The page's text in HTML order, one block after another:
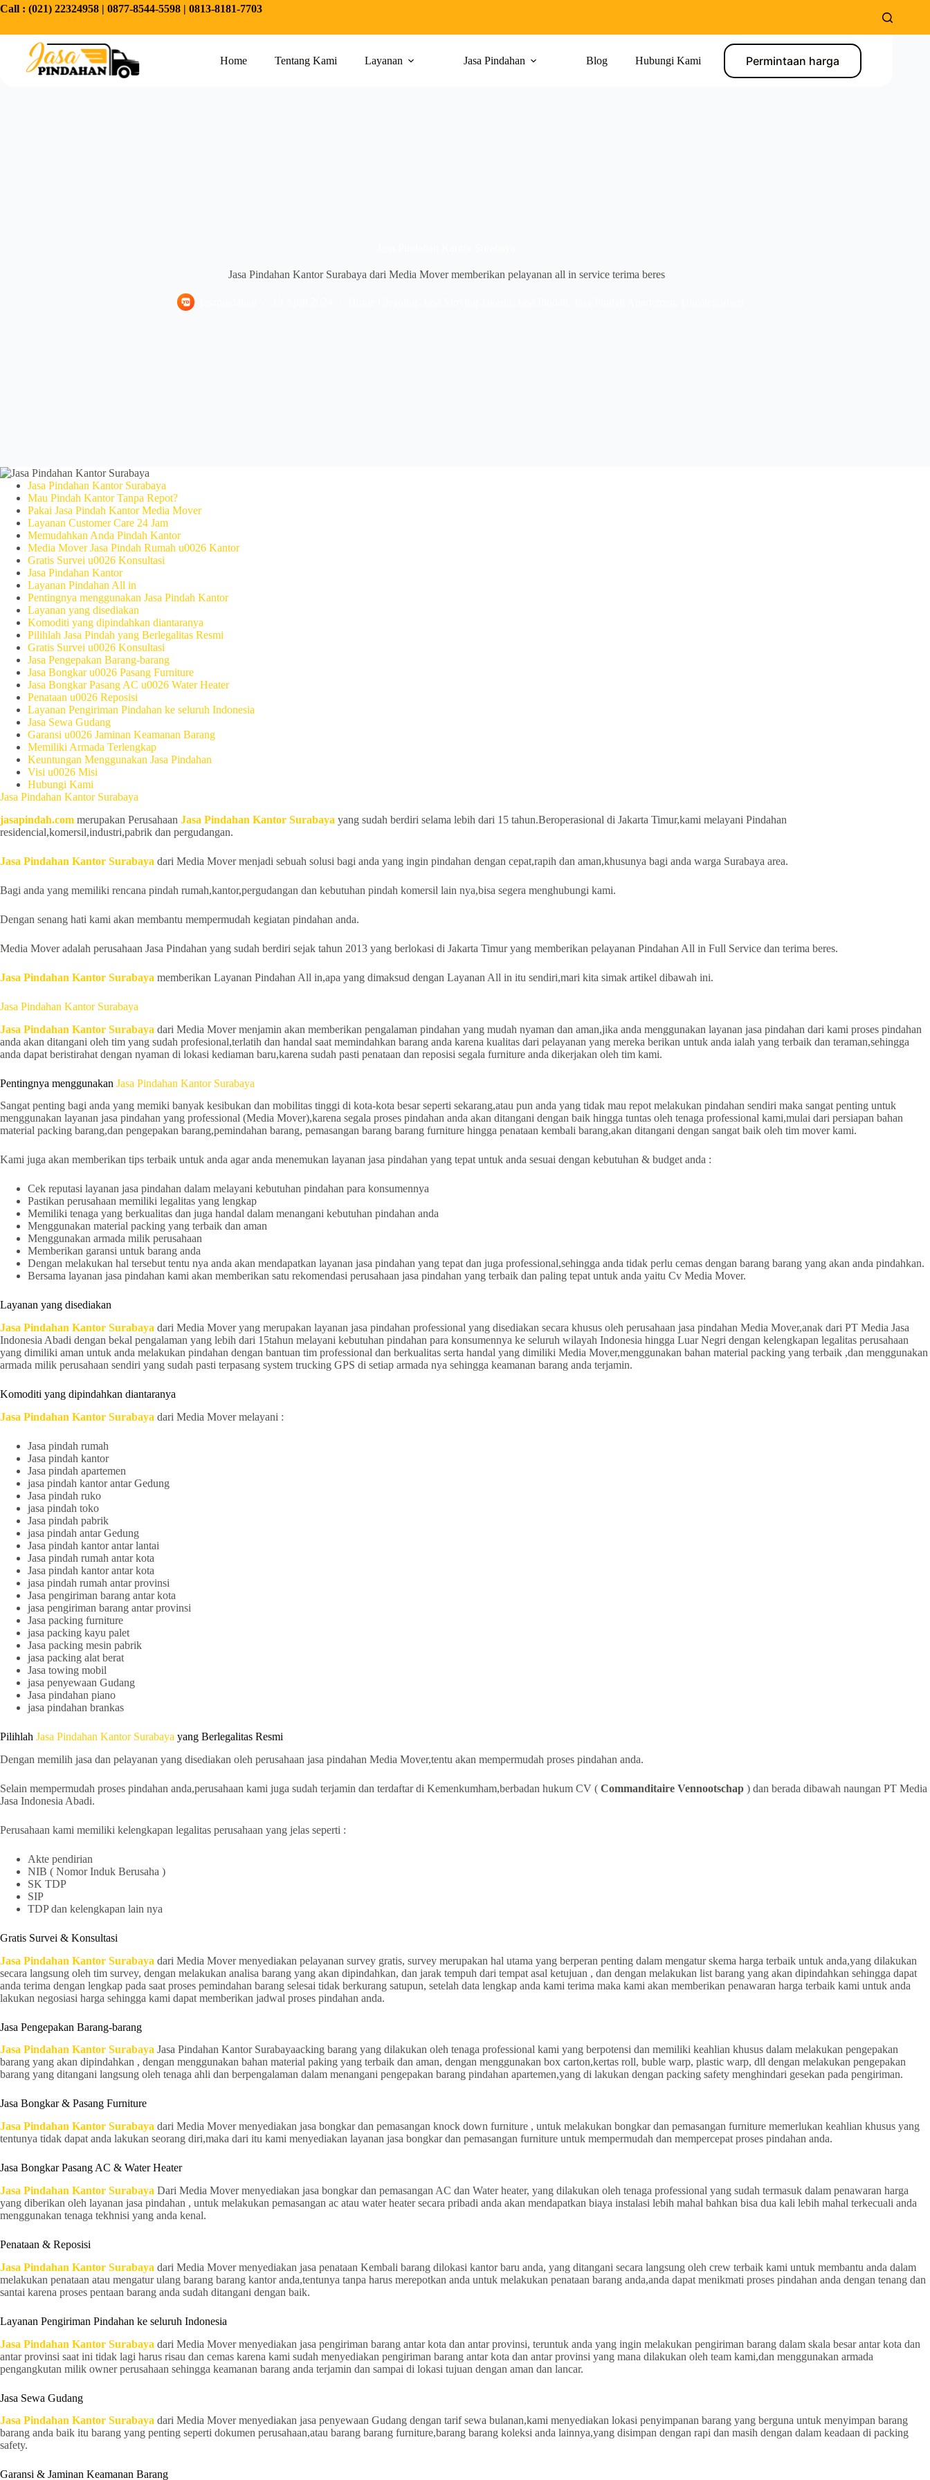
Call : (021) 22324958 | 0877-8544-5598 | 0813-8181-7703
Home Tentang Kami Layanan Jasa Pindahan Blog Hubungi Kami Permintaan harga
Jasa Pindahan Kantor Surabaya dari Media Mover memberikan pelayanan all in service terima beres
Jasa Pindahan Kantor Surabaya
Mau Pindah Kantor Tanpa Repot?
Pakai Jasa Pindah Kantor Media Mover
Layanan Customer Care 24 Jam
Memudahkan Anda Pindah Kantor
Media Mover Jasa Pindah Rumah u0026 Kantor
Gratis Survei u0026 Konsultasi
Jasa Pindahan Kantor
Layanan Pindahan All in
Pentingnya menggunakan Jasa Pindah Kantor
Layanan yang disediakan
Komoditi yang dipindahkan diantaranya
Pilihlah Jasa Pindah yang Berlegalitas Resmi
Gratis Survei u0026 Konsultasi
Jasa Pengepakan Barang-barang
Jasa Bongkar u0026 Pasang Furniture
Jasa Bongkar Pasang AC u0026 Water Heater
Penataan u0026 Reposisi
Layanan Pengiriman Pindahan ke seluruh Indonesia
Jasa Sewa Gudang
Garansi u0026 Jaminan Keamanan Barang
Memiliki Armada Terlengkap
Keuntungan Menggunakan Jasa Pindahan
Visi u0026 Misi
Hubungi Kami
Jasa Pindahan Kantor Surabaya
jasapindah.com merupakan Perusahaan Jasa Pindahan Kantor Surabaya yang sudah berdiri selama lebih dari 15 tahun.Beroperasional di Jakarta Timur,kami melayani Pindahan
residencial,komersil,industri,pabrik dan pergudangan.
Jasa Pindahan Kantor Surabaya dari Media Mover menjadi sebuah solusi bagi anda yang ingin pindahan dengan cepat,rapih dan aman,khusunya bagi anda warga Surabaya area.
Bagi anda yang memiliki rencana pindah rumah,kantor,pergudangan dan kebutuhan pindah komersil lain nya,bisa segera menghubungi kami.
Dengan senang hati kami akan membantu mempermudah kegiatan pindahan anda.
Media Mover adalah perusahaan Jasa Pindahan yang sudah berdiri sejak tahun 2013 yang berlokasi di Jakarta Timur yang memberikan pelayanan Pindahan All in Full Service dan terima beres.
Jasa Pindahan Kantor Surabaya memberikan Layanan Pindahan All in,apa yang dimaksud dengan Layanan All in itu sendiri,mari kita simak artikel dibawah ini.
Jasa Pindahan Kantor Surabaya
Jasa Pindahan Kantor Surabaya dari Media Mover menjamin akan memberikan pengalaman pindahan yang mudah nyaman dan aman,jika anda menggunakan layanan jasa pindahan dari kami proses pindahan
anda akan ditangani oleh tim yang sudah profesional,terlatih dan handal saat memindahkan barang anda karena kualitas dari pelayanan yang mereka berikan untuk anda ialah yang terbaik dan teraman,sehingga
anda dapat beristirahat dengan nyaman di lokasi kediaman baru,karena sudah pasti penataan dan reposisi segala furniture anda dikerjakan oleh tim kami.
Pentingnya menggunakan Jasa Pindahan Kantor Surabaya
Sangat penting bagi anda yang memiki banyak kesibukan dan mobilitas tinggi di kota-kota besar seperti sekarang,atau pun anda yang tidak mau repot melakukan pindahan sendiri maka sangat penting untuk
menggunakan layanan jasa pindahan yang professional (Media Mover),karena segala proses pindahan anda akan ditangani dengan baik hingga tuntas oleh tenaga professional kami,mulai dari persiapan bahan
material packing barang,dan pengepakan barang,pemindahan barang, pemasangan barang barang furniture hingga penataan kembali barang,akan ditangani dengan sangat baik oleh tim mover kami.
Kami juga akan memberikan tips terbaik untuk anda agar anda menemukan layanan jasa pindahan yang tepat untuk anda sesuai dengan kebutuhan & budget anda :
Cek reputasi layanan jasa pindahan dalam melayani kebutuhan pindahan para konsumennya
Pastikan perusahaan memiliki legalitas yang lengkap
Memiliki tenaga yang berkualitas dan juga handal dalam menangani kebutuhan pindahan anda
Menggunakan material packing yang terbaik dan aman
Menggunakan armada milik perusahaan
Memberikan garansi untuk barang anda
Dengan melakukan hal tersebut tentu nya anda akan mendapatkan layanan jasa pindahan yang tepat dan juga professional,sehingga anda tidak perlu cemas dengan barang barang yang akan anda pindahkan.
Bersama layanan jasa pindahan kami akan memberikan satu rekomendasi perusahaan jasa pindahan yang terbaik dan paling tepat untuk anda yaitu Cv Media Mover.
Layanan yang disediakan
Jasa Pindahan Kantor Surabaya dari Media Mover yang merupakan layanan jasa pindahan professional yang disediakan secara khusus oleh perusahaan jasa pindahan Media Mover,anak dari PT Media Jasa
Indonesia Abadi dengan bekal pengalaman yang lebih dari 15tahun melayani kebutuhan pindahan para konsumennya ke seluruh wilayah Indonesia hingga Luar Negri dengan kelengkapan legalitas perusahaan
yang dimiliki aman untuk anda melakukan pindahan dengan bantuan tim professional dan berkualitas serta handal yang dimiliki Media Mover,menggunakan bahan material packing yang terbaik ,dan menggunakan
armada milik perusahaan sendiri yang sudah pasti terpasang system trucking GPS di setiap armada nya sehingga keamanan barang anda terjamin.
Komoditi yang dipindahkan diantaranya
Jasa Pindahan Kantor Surabaya dari Media Mover melayani :
Jasa pindah rumah
Jasa pindah kantor
Jasa pindah apartemen
jasa pindah kantor antar Gedung
Jasa pindah ruko
jasa pindah toko
Jasa pindah pabrik
jasa pindah antar Gedung
Jasa pindah kantor antar lantai
Jasa pindah rumah antar kota
Jasa pindah kantor antar kota
jasa pindah rumah antar provinsi
Jasa pengiriman barang antar kota
jasa pengiriman barang antar provinsi
Jasa packing furniture
jasa packing kayu palet
Jasa packing mesin pabrik
jasa packing alat berat
Jasa towing mobil
jasa penyewaan Gudang
Jasa pindahan piano
jasa pindahan brankas
Pilihlah Jasa Pindahan Kantor Surabaya yang Berlegalitas Resmi
Dengan memilih jasa dan pelayanan yang disediakan oleh perusahaan jasa pindahan Media Mover,tentu akan mempermudah proses pindahan anda.
Selain mempermudah proses pindahan anda,perusahaan kami juga sudah terjamin dan terdaftar di Kemenkumham,berbadan hukum CV ( Commanditaire Vennootschap ) dan berada dibawah naungan PT Media
Jasa Indonesia Abadi.
Perusahaan kami memiliki kelengkapan legalitas perusahaan yang jelas seperti :
Akte pendirian
NIB ( Nomor Induk Berusaha )
SK TDP
SIP
TDP dan kelengkapan lain nya
Gratis Survei & Konsultasi
Jasa Pindahan Kantor Surabaya dari Media Mover menyediakan pelayanan survey gratis, survey merupakan hal utama yang berperan penting dalam mengatur skema harga terbaik untuk anda,yang dilakukan
secara langsung oleh tim survey, dengan melakukan analisa barang yang akan dipindahkan, dan jarak tempuh dari tempat asal ketujuan , dan dengan melakukan list barang yang akan dipindahkan sehingga dapat
anda terima dengan lengkap pada saat proses pemindahan barang selesai tidak berkurang satupun, setelah data lengkap anda kami terima maka kami akan memberikan penawaran harga terbaik kami untuk anda
lakukan negosiasi harga sehingga kami dapat memberikan jadwal proses pindahan anda.
Jasa Pengepakan Barang-barang
Jasa Pindahan Kantor Surabaya Jasa Pindahan Kantor Surabayaacking barang yang dilakukan oleh tenaga professional kami yang berpotensi dan memiliki keahlian khusus dalam melakukan pengepakan
barang yang akan dipindahkan , dengan menggunakan bahan material paking yang terbaik dan aman, dengan menggunakan box carton,kertas roll, buble warp, plastic warp, dll dengan melakukan pengepakan
barang yang ditangani langsung oleh tenaga ahli dan berpengalaman dalam menangani pengepakan barang pindahan apartemen,yang di lakukan dengan packing safety menghindari gesekan pada pengiriman.
Jasa Bongkar & Pasang Furniture
Jasa Pindahan Kantor Surabaya dari Media Mover menyediakan jasa bongkar dan pemasangan knock down furniture , untuk melakukan bongkar dan pemasangan furniture memerlukan keahlian khusus yang
tentunya tidak dapat anda lakukan seorang diri,maka dari itu kami menyediakan layanan jasa bongkar dan pemasangan furniture untuk mempermudah dan mempercepat proses pindahan anda.
Jasa Bongkar Pasang AC & Water Heater
Jasa Pindahan Kantor Surabaya Dari Media Mover menyediakan jasa bongkar dan pemasangan AC dan Water heater, yang dilakukan oleh tenaga professional yang sudah termasuk dalam penawaran harga
yang diberikan oleh layanan jasa pindahan , untuk melakukan pemasangan ac atau water heater secara pribadi anda akan mendapatkan biaya instalasi lebih mahal bahkan bisa dua kali lebih mahal terkecuali anda
menggunakan tenaga tekhnisi yang anda kenal.
Penataan & Reposisi
Jasa Pindahan Kantor Surabaya dari Media Mover menyediakan jasa penataan Kembali barang dilokasi kantor baru anda, yang ditangani secara langsung oleh crew terbaik kami untuk membantu anda dalam
melakukan penataan atau mengatur ulang barang barang kantor anda,tentunya tanpa harus merepotkan anda untuk melakukan penataan barang anda,anda dapat menikmati proses pindahan anda dengan tenang dan
santai karena proses pentaan barang anda sudah ditangani dengan baik.
Layanan Pengiriman Pindahan ke seluruh Indonesia
Jasa Pindahan Kantor Surabaya dari Media Mover menyediakan jasa pengiriman barang antar kota dan antar provinsi, teruntuk anda yang ingin melakukan pengiriman barang dalam skala besar antar kota dan
antar provinsi saat ini tidak lagi harus risau dan cemas karena kami sudah menyediakan pengiriman barang antar kota dan antar provinsi yang mana dilakukan oleh team kami,dan menggunakan armada
pengangkutan milik owner perusahaan sehingga keamanan barang anda terjamin dan sampai di lokasi tujuan dengan aman dan lancar.
Jasa Sewa Gudang
Jasa Pindahan Kantor Surabaya dari Media Mover menyediakan jasa penyewaan Gudang dengan tarif sewa bulanan,kami menyediakan lokasi penyimpanan barang yang berguna untuk menyimpan barang
barang anda baik itu barang yang penting seperti dokumen perusahaan,atau barang barang furniture,barang barang koleksi anda lainnya,yang disimpan dengan rapi dan masih dengan dalam keadaan di packing
safety.
Garansi & Jaminan Keamanan Barang